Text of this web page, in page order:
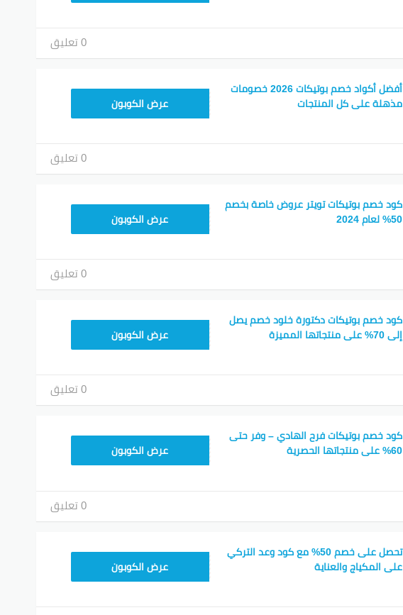
0 تعليق
أفضل أكواد خصم بوتيكات 2026 خصومات
مذهلة على كل المنتجات
F53EADB4
عرض الكوبون
0 تعليق
كود خصم بوتيكات تويتر عروض خاصة بخصم
50% لعام 2024
F53EADB4
عرض الكوبون
0 تعليق
كود خصم بوتيكات دكتورة خلود خصم يصل
إلى 70% على منتجاتها المميزة
BOT24عرض الكوبون
0 تعليق
كود خصم بوتيكات فرح الهادي – وفر حتى
60% على منتجاتها الحصرية
BOT24عرض الكوبون
0 تعليق
تحصل على خصم 50% مع كود وعد التركي
على المكياج والعناية
F53EADB4
عرض الكوبون